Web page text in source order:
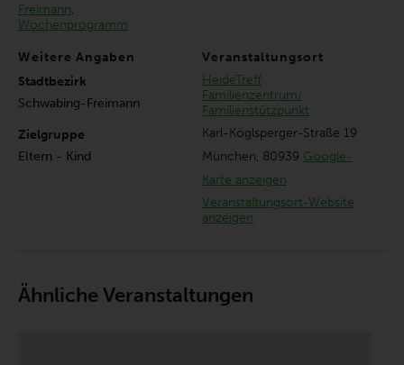
Freimann,
Wochenprogramm
Veranstaltungsort
HeideTreff
Familienzentrum/
Familienstützpunkt
Karl-Köglsperger-Straße 19
München, 80939 Google-
Karte anzeigen
Veranstaltungsort-Website
anzeigen
Weitere Angaben
Stadtbezirk
Schwabing-Freimann
Zielgruppe
Eltern - Kind
Ähnliche Veranstaltungen